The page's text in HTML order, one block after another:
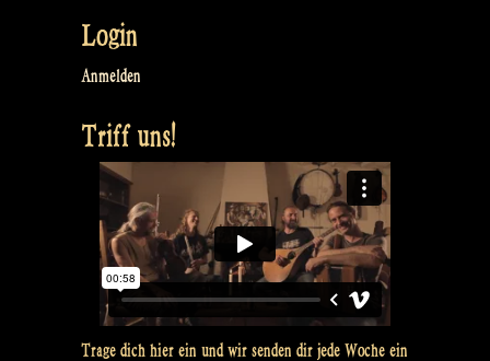
Login
Anmelden
Triff uns!
Trage dich hier ein und wir senden dir jede Woche ein